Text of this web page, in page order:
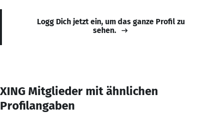
Logg Dich jetzt ein, um das ganze Profil zu
sehen.
XING Mitglieder mit ähnlichen
Profilangaben